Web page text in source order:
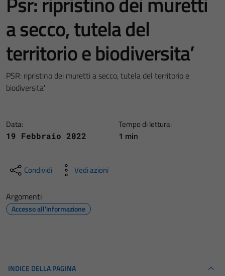
a secco, tutela del
territorio e biodiversita’
PSR: ripristino dei muretti a secco, tutela del territorio e
biodiversita'
Data:
19 Febbraio 2022
Tempo di lettura:
1 min
Condividi Vedi azioni
Argomenti
Accesso all'informazione
INDICE DELLA PAGINA